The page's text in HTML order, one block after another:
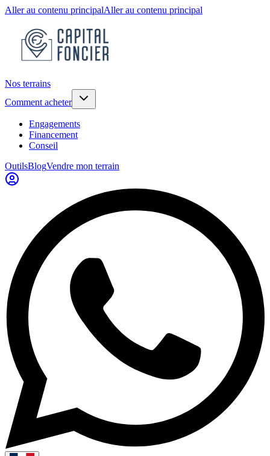
Aller au contenu principalAller au contenu principal
Nos terrains
Comment acheter
Engagements
Financement
Conseil
OutilsBlogVendre mon terrain